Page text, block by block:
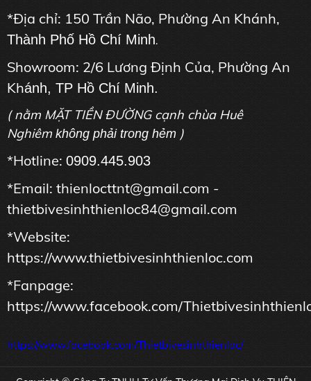
*Địa chỉ: 150 Trần Não, Phường An Khánh,
Thành Phố Hồ Chí Minh.
Showroom: 2/6 Lương Định Của, Phường An
Khánh, TP Hồ Chí Minh.
( nằm MẶT TIỀN ĐƯỜNG cạnh chùa Huê
Nghiêm không phải trong hẻm )
*Hotline: 0909.445.903
*Email: thienlocttnt@gmail.com -
thietbivesinhthienloc84@gmail.com
*Website:
https://www.thietbivesinhthienloc.com
*Fanpage:
https://www.facebook.com/
https://www.facebook.com/Thietbivesinhthienloc/